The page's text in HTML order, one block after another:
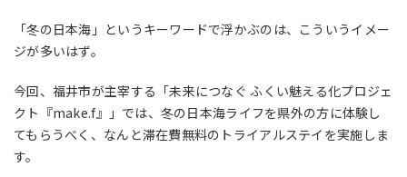
「冬の日本海」というキーワードで浮かぶのは、こういうイメー
ジが多いはず。
今回、福井市が主宰する「未来につなぐ ふくい魅える化プロジェ
クト『make.f』」では、冬の日本海ライフを県外の方に体験し
てもらうべく、なんと滞在費無料のトライアルステイを実施しま
す。